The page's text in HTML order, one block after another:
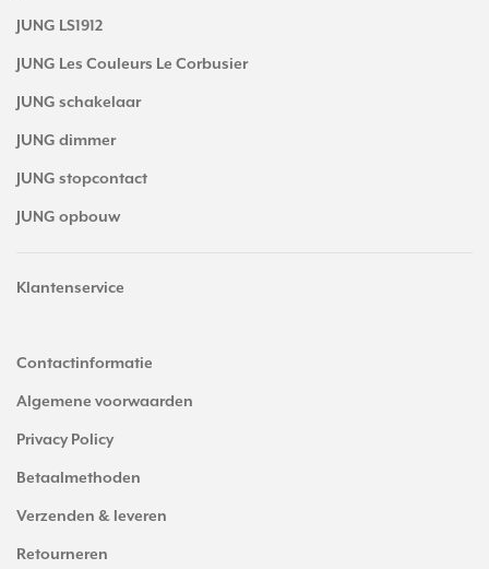
JUNG LS1912
JUNG Les Couleurs Le Corbusier
JUNG schakelaar
JUNG dimmer
JUNG stopcontact
JUNG opbouw
Klantenservice
Contactinformatie
Algemene voorwaarden
Privacy Policy
Betaalmethoden
Verzenden & leveren
Retourneren